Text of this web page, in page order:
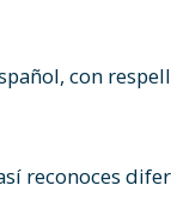
con
reconoces